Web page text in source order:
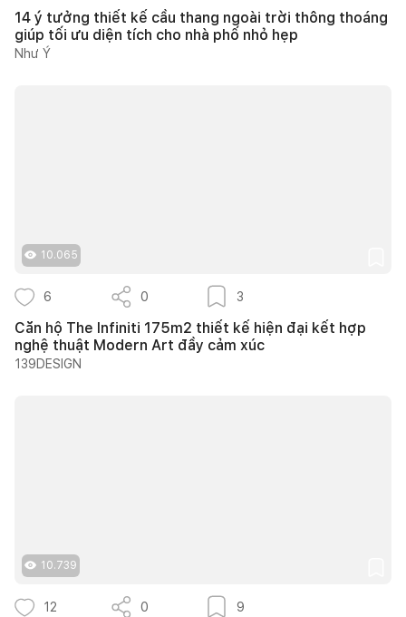
14 ý tưởng thiết kế cầu thang ngoài trời thông thoáng
giúp tối ưu diện tích cho nhà phố nhỏ hẹp
Như Ý
10.065
6 0 3
Căn hộ The Infiniti 175m2 thiết kế hiện đại kết hợp
nghệ thuật Modern Art đầy cảm xúc
139DESIGN
10.739
12 0 9